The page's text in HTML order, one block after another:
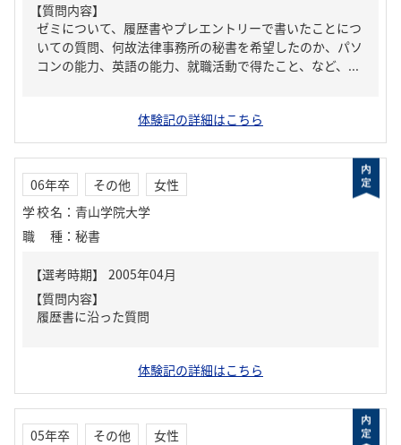
【質問内容】
ゼミについて、履歴書やプレエントリーで書いたことにつ
いての質問、何故法律事務所の秘書を希望したのか、パソ
コンの能力、英語の能力、就職活動で得たこと、など、...
体験記の詳細はこちら
06年卒 その他
女性
学校名 ： 青山学院大学
職種 ： 秘書
【質問内容】
履歴書に沿った質問
体験記の詳細はこちら
05年卒 その他
女性